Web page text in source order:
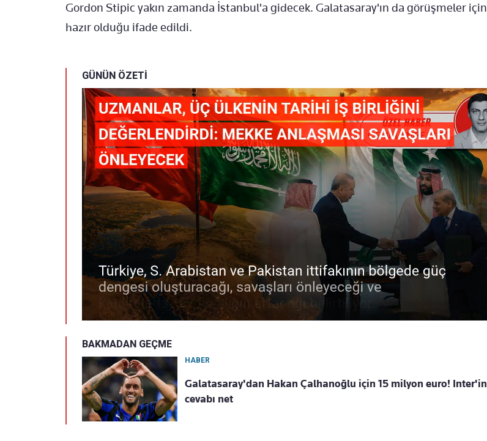
Gordon Stipic yakın zamanda İstanbul'a gidecek. Galatasaray'ın da görüşmeler için
hazır olduğu ifade edildi.
GÜNÜN ÖZETİ
BAKMADAN GEÇME
HABER
Galatasaray'dan Hakan Çalhanoğlu için 15 milyon euro! Inter'in
cevabı net